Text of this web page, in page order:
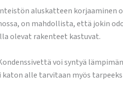
aluskatteen korjaaminen
on mahdollista, että jokin
olevat rakenteet kastuvat.
voi syntyä
alle tarvitaan myös